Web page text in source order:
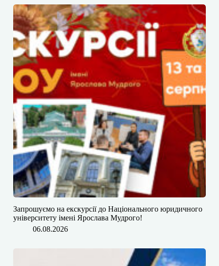
​​Запрошуємо на екскурсії до Національного юридичного
університету імені Ярослава Мудрого!
06.08.2026